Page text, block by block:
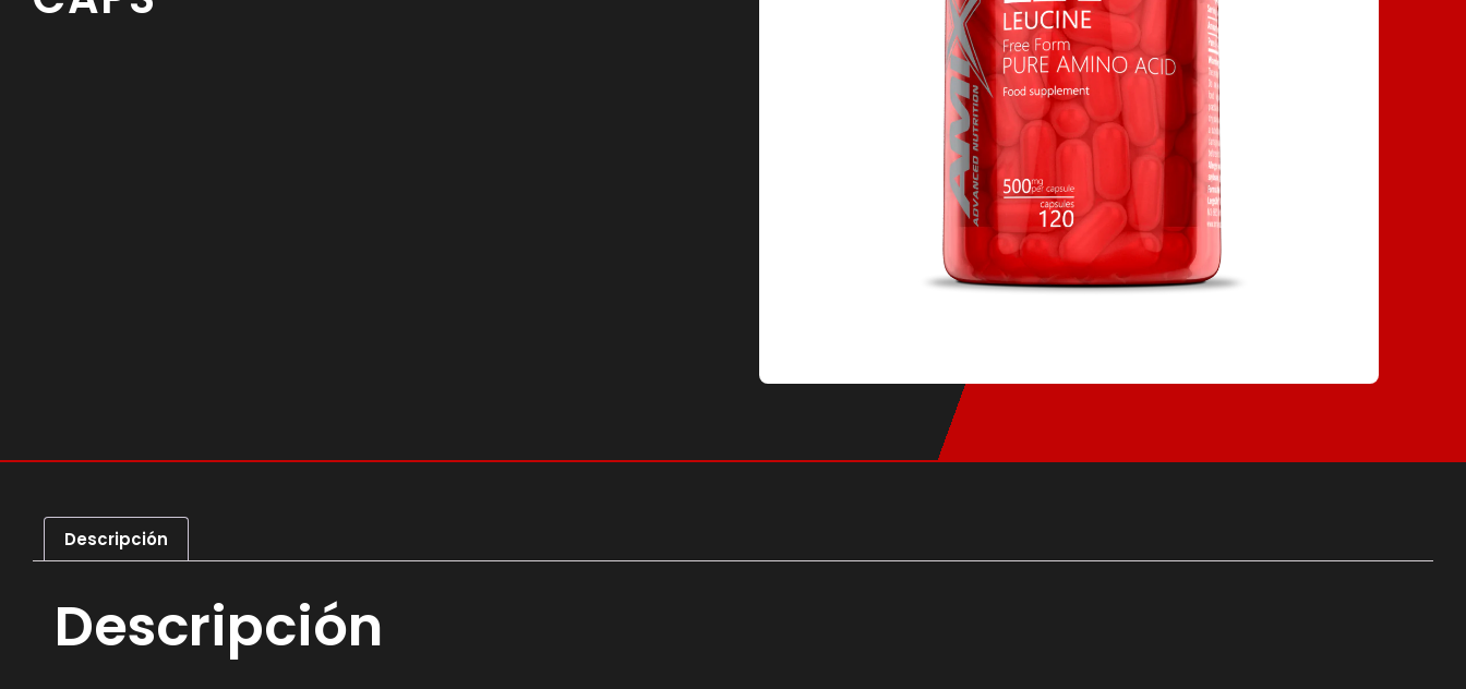
Descripción
Descripción